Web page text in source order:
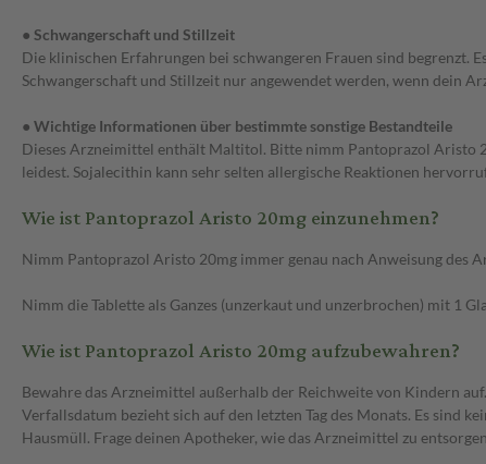
● Schwangerschaft und Stillzeit
Die klinischen Erfahrungen bei schwangeren Frauen sind
Schwangerschaft und Stillzeit nur angewendet werden, wenn dein
● Wichtige Informationen über bestimmte sonstige Bestandteile
Dieses Arzneimittel enthält Maltitol. Bitte nimm Pantoprazol Aristo
leidest. Sojalecithin kann sehr selten allergische Reaktionen
Wie ist Pantoprazol Aristo 20mg einzunehmen?
Nimm Pantoprazol Aristo 20mg immer genau nach Anweisung des
Nimm die Tablette als Ganzes (unzerkaut und unzerbrochen) mit 1
Wie ist Pantoprazol Aristo 20mg aufzubewahren?
Bewahre das Arzneimittel außerhalb der Reichweite von Kindern
Verfallsdatum bezieht sich auf den letzten Tag des Monats. Es sind
Hausmüll. Frage deinen Apotheker, wie das Arzneimittel zu